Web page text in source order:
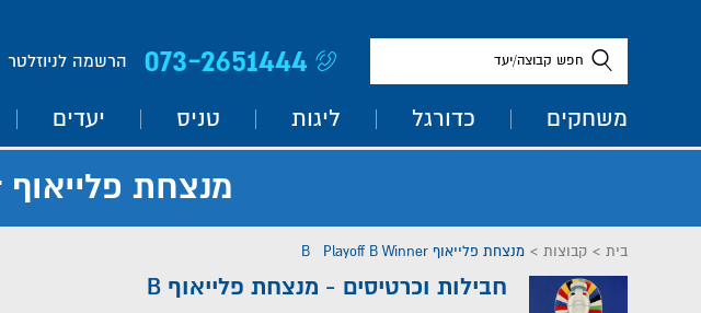
חפש קבוצה/יעד 073-2651444 הרשמה לניוזלטר
משחקים כדורגל ליגות טניס יעדים
מנצחת פלייאוף B Playoff B Winner
בית > קבוצות > מנצחת פלייאוף B Playoff B Winner
חבילות וכרטיסים - מנצחת פלייאוף B